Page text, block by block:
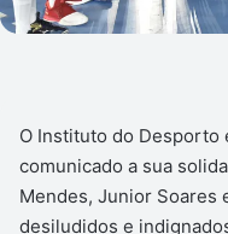
O Instituto do Desporto
comunicado a sua
Mendes, Junior Soares
desiludidos e